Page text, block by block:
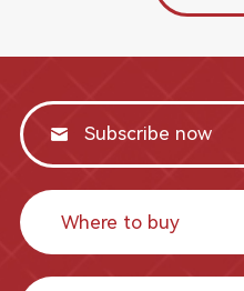
Where to buy